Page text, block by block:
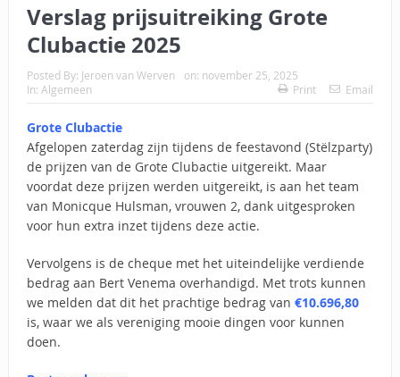
Verslag prijsuitreiking Grote
Clubactie 2025
Posted By: Jeroen van Werven on: november 25, 2025
In: Algemeen Print Email
Grote Clubactie
Afgelopen zaterdag zijn tijdens de feestavond (Stëlzparty)
de prijzen van de Grote Clubactie uitgereikt. Maar
voordat deze prijzen werden uitgereikt, is aan het team
van Monicque Hulsman, vrouwen 2, dank uitgesproken
voor hun extra inzet tijdens deze actie.
Vervolgens is de cheque met het uiteindelijke verdiende
bedrag aan Bert Venema overhandigd. Met trots kunnen
we melden dat dit het prachtige bedrag van €10.696,80
is, waar we als vereniging mooie dingen voor kunnen
doen.